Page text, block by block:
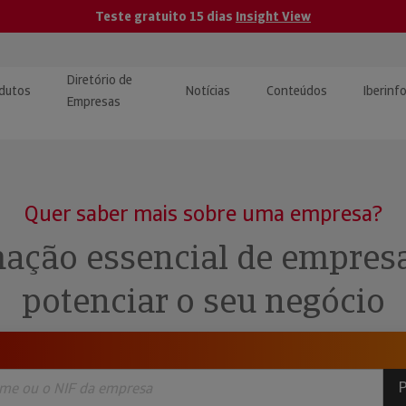
Teste gratuito 15 dias Insight View
de Créditos
Diretório de
Empresas
Notícias Conteúdos
Quer saber mais sobre uma empresa?
essencial de
potenciar o seu negócio